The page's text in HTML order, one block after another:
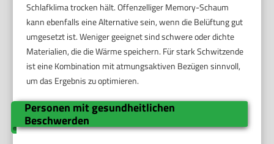
Schlafklima trocken hält. Offenzelliger Memory-Schaum
kann ebenfalls eine Alternative sein, wenn die Belüftung gut
umgesetzt ist. Weniger geeignet sind schwere oder dichte
Materialien, die die Wärme speichern. Für stark Schwitzende
ist eine Kombination mit atmungsaktiven Bezügen sinnvoll,
um das Ergebnis zu optimieren.
Personen mit gesundheitlichen
Beschwerden